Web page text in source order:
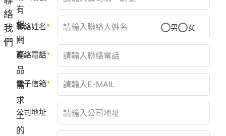
絡
我
們
有
相
關
產
品
需
求
上
的
聯絡姓名 男 女
聯絡電話
電子信箱
公司地址